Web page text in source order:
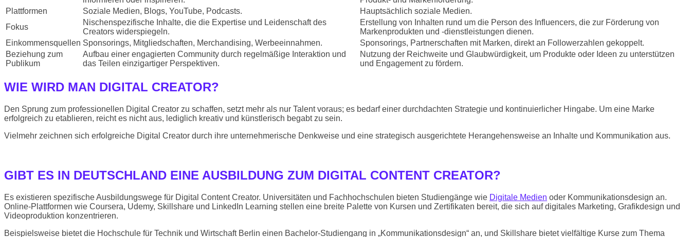
Plattformen
Soziale Medien, Blogs, YouTube, Podcasts.
Hauptsächlich soziale Medien.
Fokus
Nischenspezifische Inhalte, die die Expertise und Leidenschaft des
Creators widerspiegeln.
Erstellung von Inhalten rund um die Person des Influencers, die zur Förderung von
Markenprodukten und -dienstleistungen dienen.
Einkommensquellen Sponsorings, Mitgliedschaften, Merchandising, Werbeeinnahmen.
Sponsorings, Partnerschaften mit Marken, direkt an Followerzahlen gekoppelt.
Beziehung zum
Publikum
Aufbau einer engagierten Community durch regelmäßige Interaktion und
das Teilen einzigartiger Perspektiven.
Nutzung der Reichweite und Glaubwürdigkeit, um Produkte oder Ideen zu unterstützen
und Engagement zu fördern.
WIE WIRD MAN DIGITAL CREATOR?
Den Sprung zum professionellen Digital Creator zu schaffen, setzt mehr als nur Talent voraus; es bedarf einer durchdachten Strategie und kontinuierlicher Hingabe. Um eine Marke
erfolgreich zu etablieren, reicht es nicht aus, lediglich kreativ und künstlerisch begabt zu sein.
Vielmehr zeichnen sich erfolgreiche Digital Creator durch ihre unternehmerische Denkweise und eine strategisch ausgerichtete Herangehensweise an Inhalte und Kommunikation aus.
GIBT ES IN DEUTSCHLAND EINE AUSBILDUNG ZUM DIGITAL CONTENT CREATOR?
Es existieren spezifische Ausbildungswege für Digital Content Creator. Universitäten und Fachhochschulen bieten Studiengänge wie Digitale Medien oder Kommunikationsdesign an.
Online-Plattformen wie Coursera, Udemy, Skillshare und LinkedIn Learning stellen eine breite Palette von Kursen und Zertifikaten bereit, die sich auf digitales Marketing, Grafikdesign und
Videoproduktion konzentrieren.
Beispielsweise bietet die Hochschule für Technik und Wirtschaft Berlin einen Bachelor-Studiengang in „Kommunikationsdesign“ an, und Skillshare bietet vielfältige Kurse zum Thema